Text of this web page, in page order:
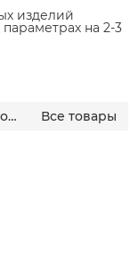
изделий
на 2-3
! Тестовые и съемочные экземпляры одежды Все товары